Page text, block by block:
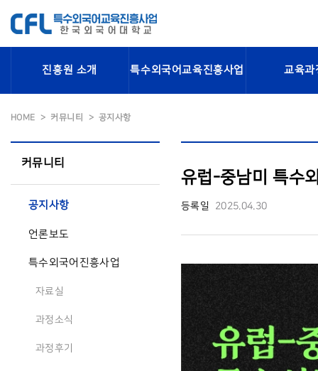
진흥원 소개 특수외국어교육진흥사업 교육과
HOME 커뮤니티 공지사항
커뮤니티
공지사항
언론보도
특수외국어진흥사업
자료실
과정소식
과정후기
유럽-중남미 특수
등록일 2025.04.30